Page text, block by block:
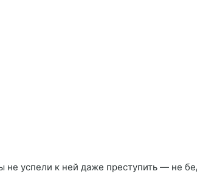
успели к ней даже преступить — не